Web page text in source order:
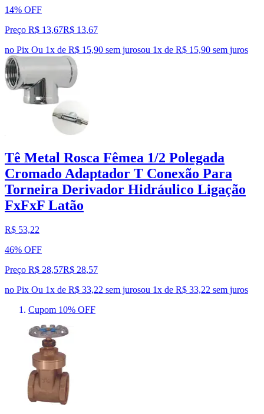
14% OFF
Preço R$ 13,67R$ 13,67
no Pix Ou 1x de R$ 15,90 sem jurosou 1x de R$ 15,90 sem juros
Tê Metal Rosca Fêmea 1/2 Polegada
Cromado Adaptador T Conexão Para
Torneira Derivador Hidráulico Ligação
FxFxF Latão
R$ 53,22
46% OFF
Preço R$ 28,57R$ 28,57
no Pix Ou 1x de R$ 33,22 sem jurosou 1x de R$ 33,22 sem juros
Cupom 10% OFF